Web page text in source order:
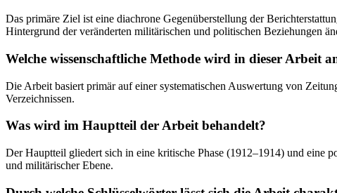
Das primäre Ziel ist eine diachrone Gegenüberstellung der
Hintergrund der veränderten militärischen und politischen Beziehungen
Welche wissenschaftliche Methode wird in dieser Arbeit
Die Arbeit basiert primär auf einer systematischen Auswertung von
Verzeichnissen.
Was wird im Hauptteil der Arbeit behandelt?
Der Hauptteil gliedert sich in eine kritische Phase (1912–1914) und eine
und militärischer Ebene.